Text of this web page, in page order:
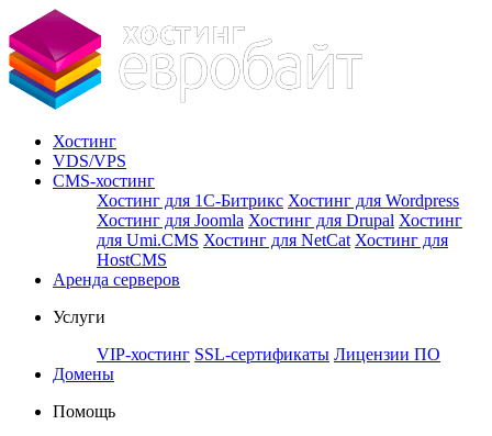
Хостинг
VDS/VPS
CMS-хостинг
Хостинг для 1С-Битрикс Хостинг для Wordpress
Хостинг для Joomla Хостинг для Drupal Хостинг
для Umi.CMS Хостинг для NetCat Хостинг для
HostCMS
Аренда серверов
Услуги
VIP-хостинг SSL-сертификаты Лицензии ПО
Домены
Помощь